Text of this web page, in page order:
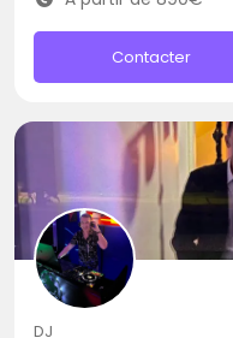
Contacter
DJ